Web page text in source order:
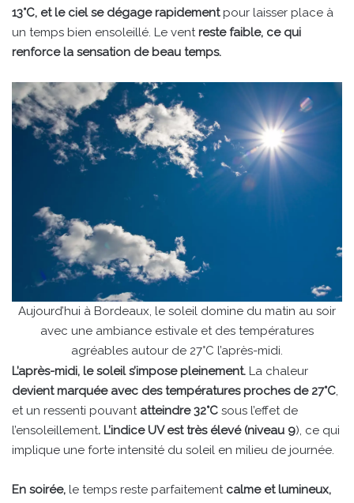
13°C, et le ciel se dégage rapidementpour laisser place à
un temps bien ensoleillé. Le vent reste faible, ce qui
renforce la sensation de beau temps.
Aujourd’hui à Bordeaux, le soleil domine du matin au soir
avec une ambiance estivale et des températures
agréables autour de 27°C l’après-midi.
L’après-midi, le soleil s’impose pleinement. La chaleur
devient marquée avec des températures proches de 27°C,
et un ressenti pouvant atteindre 32°C sous l’effet de
l’ensoleillement. L’indice UV est très élevé (niveau 9), ce qui
implique une forte intensité du soleil en milieu de journée.
En soirée, le temps reste parfaitementcalme et lumineux,